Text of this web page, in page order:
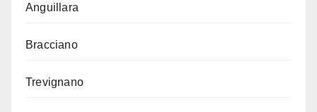
Anguillara
Bracciano
Trevignano